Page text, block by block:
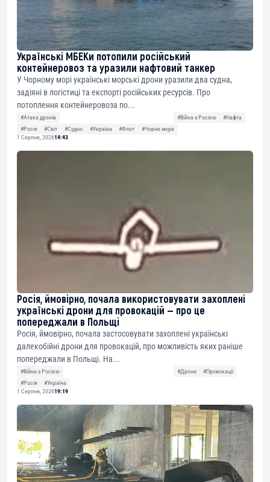
Українські МБЕКи потопили російський
контейнеровоз та уразили нафтовий танкер
У Чорному морі українські морські дрони уразили два судна,
задіяні в логістиці та експорті російських ресурсів. Про
потоплення контейнеровоза по...
#Атака дронів #Війна з Росією
#Нафта
#Росія
#Світ #Судно #Україна #Флот
#Чорне море
1 Серпня, 202614:43
Росія, ймовірно, почала використовувати захоплені
українські дрони для провокацій — про це
попереджали в Польщі
Росія, ймовірно, почала застосовувати захоплені українські
далекобійні дрони для провокацій, про можливість яких раніше
попереджали в Польщі. На...
#Війна з Росією #Дрони
#Провокації
#Росія
#Україна
1 Серпня, 202619:19